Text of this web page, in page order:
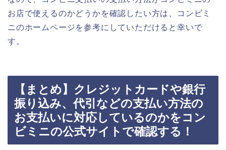
お店で使えるのかどうかを確認したい方は、コンビミ
ニのホームページを参考にしていただけると幸いで
す。
【まとめ】クレジットカードや銀行
振り込み、代引などの支払い方法の
お支払いに対応しているのかをコン
ビミニの公式サイトで確認する！